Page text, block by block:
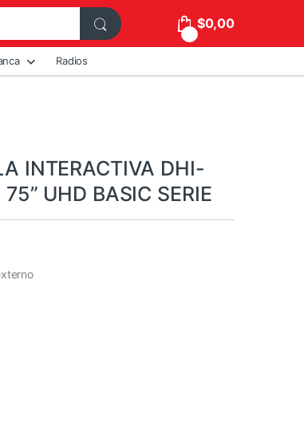
$0,00
Radios
INTERACTIVA DHI-
UHD BASIC SERIE